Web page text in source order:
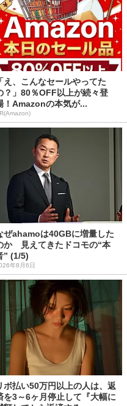
「え、こんなセールやってた
？」80％OFF以上が続々登
！Amazonの本気が...
ぜahamoは40GBに増量した
か 見えてきたドコモの“本
” (1/5)
年8月6日
ボ払い50万円以上の人は、返
を3～6ヶ月停止して『大幅に